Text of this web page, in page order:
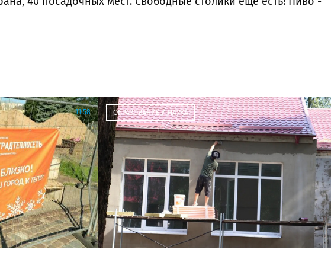
11:58 ОБРАЗОВАНИЕ И НАУКА